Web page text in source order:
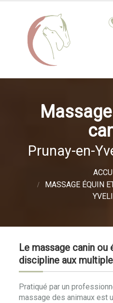
Prunay-en-
MASSAGE ÉQUIN
Le massage canin ou
discipline aux
Pratiqué par un
massage des animaux est